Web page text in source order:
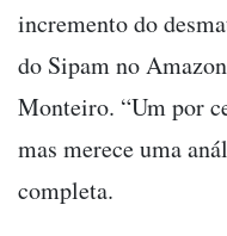
incremento do
do Sipam no
Monteiro. “Um por
mas merece uma
completa.